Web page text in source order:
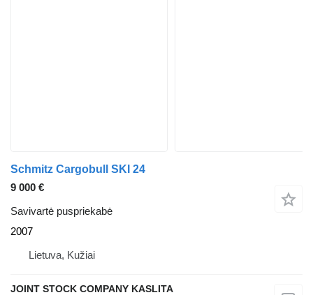
Schmitz Cargobull SKI 24
9 000 €
Savivartė puspriekabė
2007
Lietuva, Kužiai
JOINT STOCK COMPANY KASLITA